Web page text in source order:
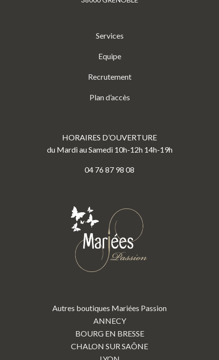
Services
Equipe
Recrutement
Plan d’accès
HORAIRES D’OUVERTURE
du Mardi au Samedi 10h-12h 14h-19h
04 76 87 98 08
Autres boutiques Mariées Passion
ANNECY
BOURG EN BRESSE
CHALON SUR SAÔNE